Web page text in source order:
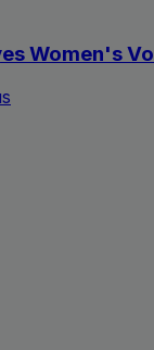
Women's